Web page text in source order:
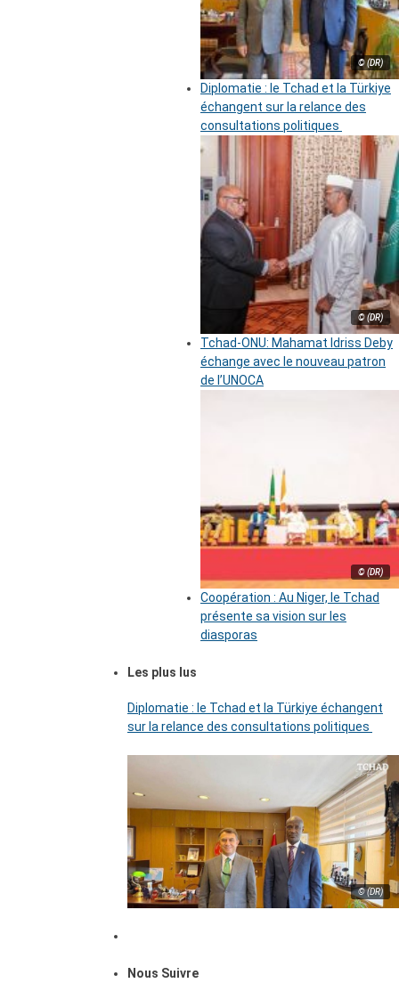
© (DR)
Diplomatie : le Tchad et la Türkiye
échangent sur la relance des
consultations politiques
© (DR)
Tchad-ONU: Mahamat Idriss Deby
échange avec le nouveau patron
de l’UNOCA
© (DR)
Coopération : Au Niger, le Tchad
présente sa vision sur les
diasporas
Les plus lus
Diplomatie : le Tchad et la Türkiye échangent
sur la relance des consultations politiques
© (DR)
Nous Suivre